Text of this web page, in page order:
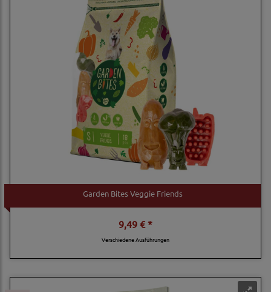
Garden Bites Veggie Friends
9,49 € *
Verschiedene Ausführungen